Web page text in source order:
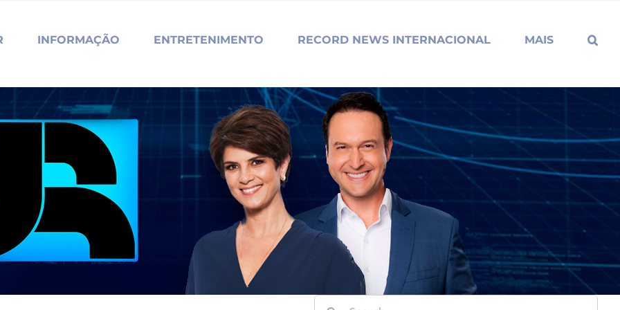
INFORMAÇÃO ENTRETENIMENTO RECORD NEWS INTERNACIONAL MAIS
Search